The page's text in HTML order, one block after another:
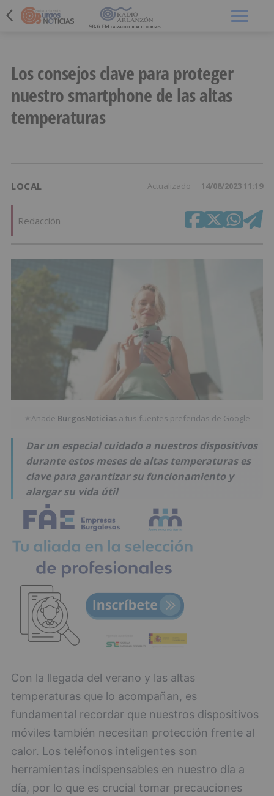
Los consejos clave para proteger
nuestro smartphone de las altas
temperaturas
LOCAL Actualizado 14/08/2023 11:19
Redacción
★Añade BurgosNoticias a tus fuentes preferidas de Google
Dar un especial cuidado a nuestros dispositivos
durante estos meses de altas temperaturas es
clave para garantizar su funcionamiento y
alargar su vida útil
Con la llegada del verano y las altas
temperaturas que lo acompañan, es
fundamental recordar que nuestros dispositivos
móviles también necesitan protección frente al
calor. Los teléfonos inteligentes son
herramientas indispensables en nuestro día a
día, por lo que es crucial tomar precauciones